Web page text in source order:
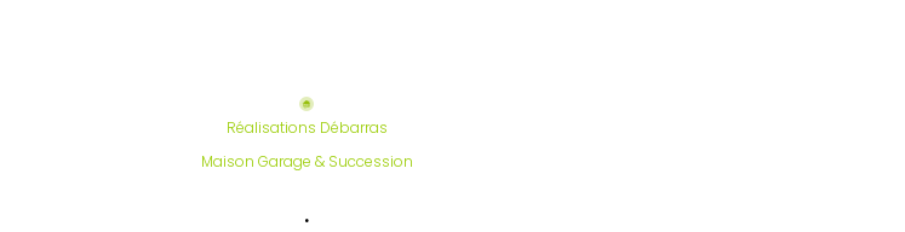
Réalisations Débarras
Maison Garage & Succession
.